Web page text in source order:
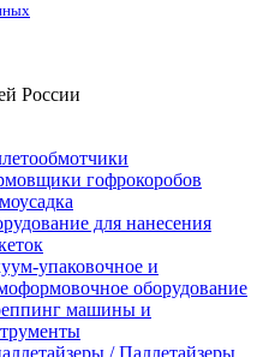
России
гофрокоробов
для нанесения
упаковочное и
оборудование
машины и